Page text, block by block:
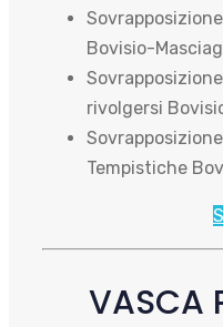
Bovisio-
rivolgersi
Tempistiche
VASCA